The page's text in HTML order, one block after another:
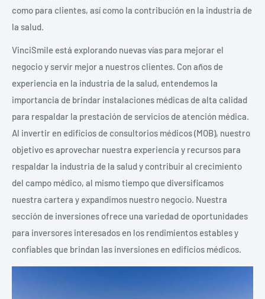
como para clientes, así como la contribución en la industria de
la salud.
VinciSmile está explorando nuevas vías para mejorar el
negocio y servir mejor a nuestros clientes. Con años de
experiencia en la industria de la salud, entendemos la
importancia de brindar instalaciones médicas de alta calidad
para respaldar la prestación de servicios de atención médica.
Al invertir en edificios de consultorios médicos (MOB), nuestro
objetivo es aprovechar nuestra experiencia y recursos para
respaldar la industria de la salud y contribuir al crecimiento
del campo médico, al mismo tiempo que diversificamos
nuestra cartera y expandimos nuestro negocio. Nuestra
sección de inversiones ofrece una variedad de oportunidades
para inversores interesados ​​en los rendimientos estables y
confiables que brindan las inversiones en edificios médicos.